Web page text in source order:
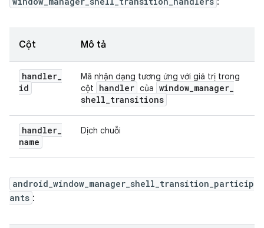
Cột Mô tả
handler_
id
Mã nhận dạng tương ứng với giá trị trong
cột
handler của window_manager_
shell_transitions
handler_
name
Dịch chuỗi
android_window_manager_shell_transition_particip
ants :